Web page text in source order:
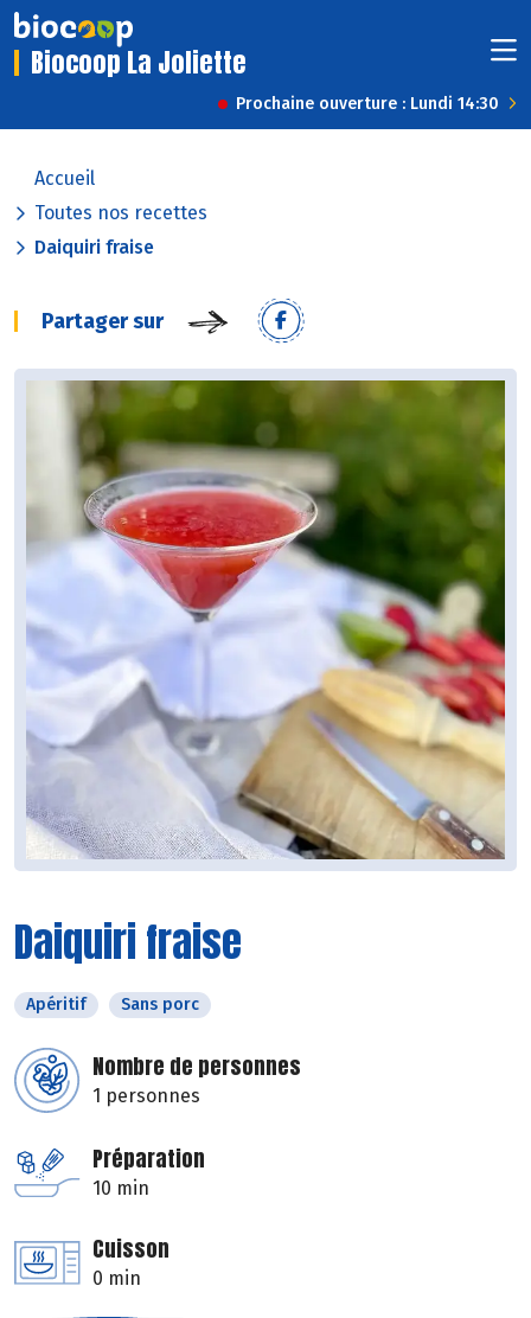
Biocoop La Joliette
Prochaine ouverture : Lundi 14:30
Accueil
Toutes nos recettes
Daiquiri fraise
Partager sur
Daiquiri fraise
Apéritif Sans porc
Nombre de personnes
1 personnes
Préparation
10 min
Cuisson
0 min